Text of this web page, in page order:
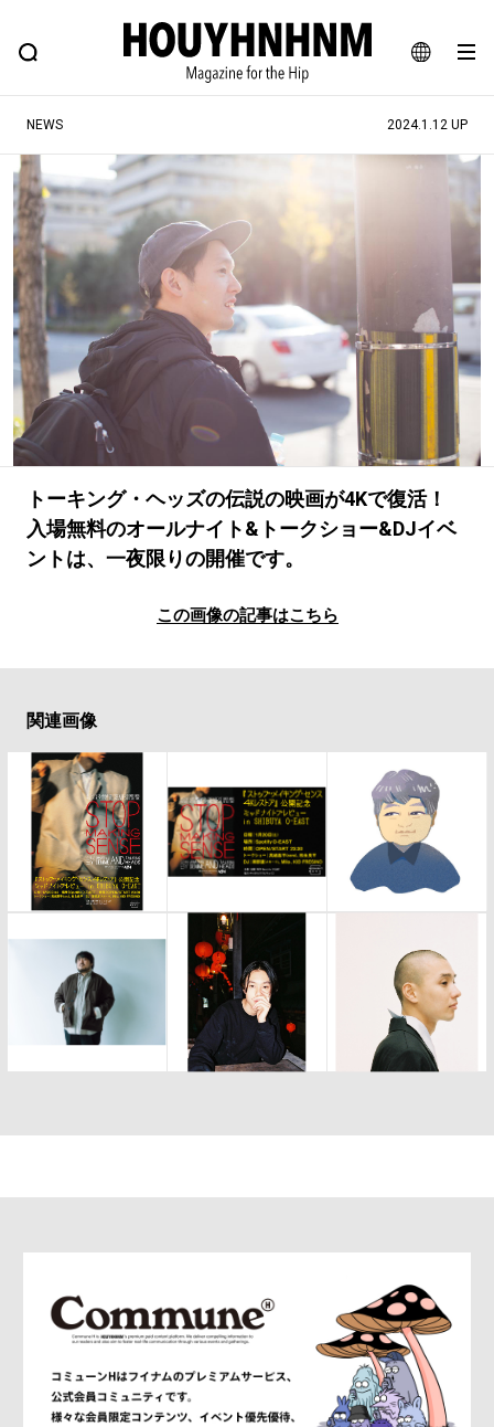
JA
EN
FEATURE BLOG SNAP
ヒップなファッション、カルチャー、ライフスタイルWEBマガジン
#注目のタグ
#SHOPPING ADDICT #憧れの逸品
#ESSENTIAL DESIGNS
#NEW VINTAGE #マイナーグッド図鑑
#路地裏てぃーん。 #MONTHLY JOURNAL
#GH 銘品の所以 #フイナムのYouTube
#Commune H #FOCUS IT #AH.H
#ととけん #MUSIC #MOVIE
#LIFESTYLE #SNEAKER #OUTDOOR
#SPORTS #HANDSOME HANDBOOK
NEWS 2024.1.12 UP
トーキング・ヘッズの伝説の映画が4Kで復活！
入場無料のオールナイト&トークショー&DJイベ
ントは、一夜限りの開催です。
この画像の記事はこちら
関連画像